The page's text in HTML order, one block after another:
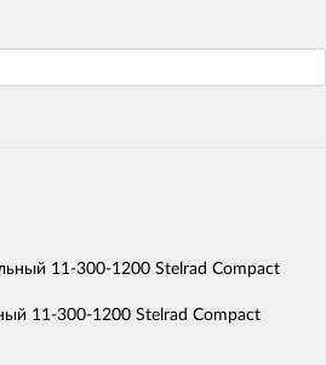
11-300-1200 Stelrad Compact